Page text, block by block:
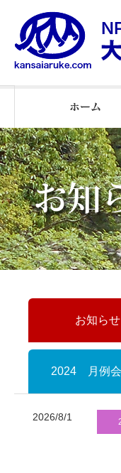
お知らせ
2024 月例
2026/8/1